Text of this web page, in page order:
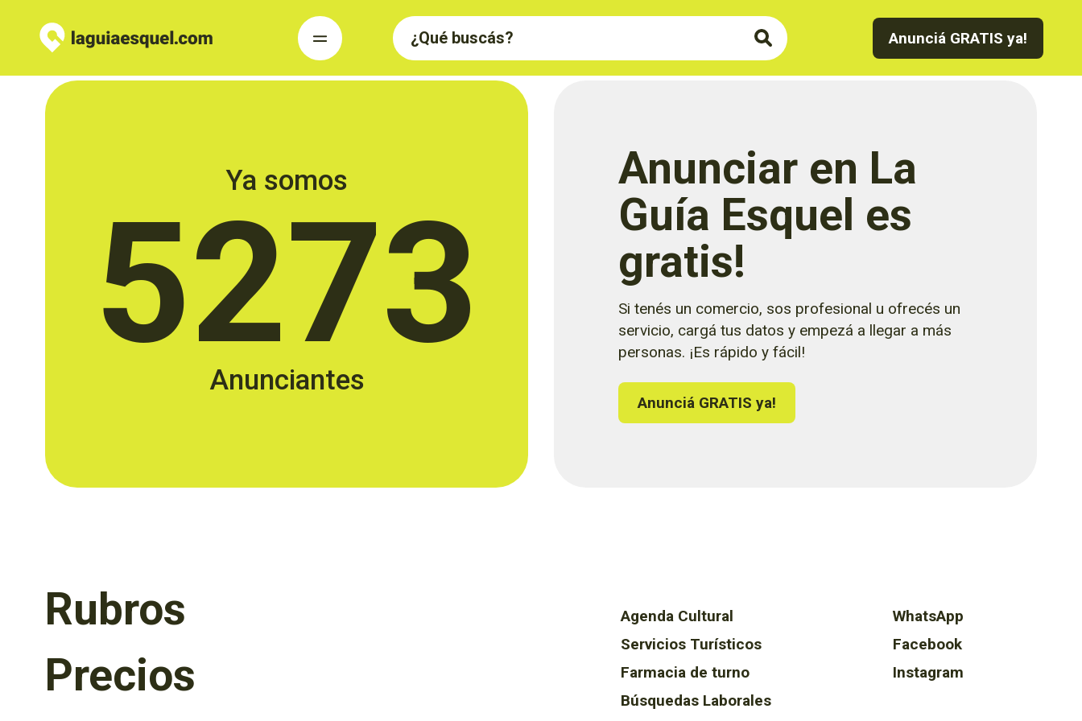
Anunciá GRATIS ya!
Ya somos
5273
Anunciantes
Anunciar en La
Guía Esquel es
gratis!
Si tenés un comercio, sos profesional u ofrecés un
servicio, cargá tus datos y empezá a llegar a más
personas. ¡Es rápido y fácil!
Anunciá GRATIS ya!
Rubros
Precios
Agenda Cultural
Servicios Turísticos
Farmacia de turno
Búsquedas Laborales
WhatsApp
Facebook
Instagram